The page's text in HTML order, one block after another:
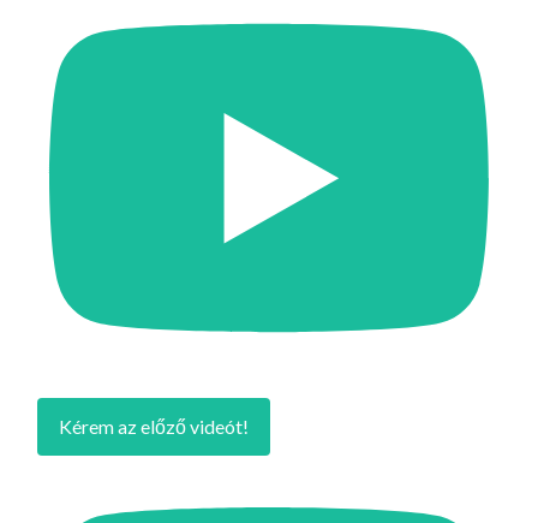
Kérem az előző videót!